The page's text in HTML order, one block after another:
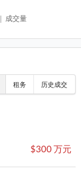
租务 历史成交
$300 万元